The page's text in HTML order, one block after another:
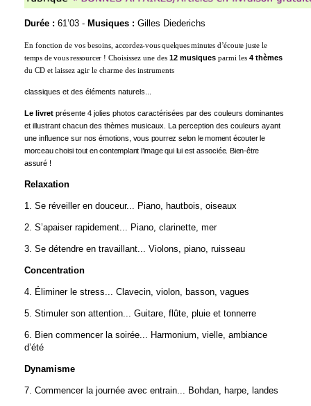
Durée : 61’03 - Musiques : Gilles Diederichs
En fonction de vos besoins, accordez-vous quelques minutes d’écoute juste le
temps de vous ressourcer ! Choisissez une des 12 musiquesparmi les 4 thèmes
du CD et laissez agir le charme des instruments
classiques et des éléments naturels...
Le livret présente 4 jolies photos caractérisées par des couleurs dominantes
et illustrant chacun des thèmes musicaux. La perception des couleurs ayant
une influence sur nos émotions , vous pourrez selon le moment écouter le
morceau choisi tout en contemplant l’image qui lui est associée. Bien-être
assuré !
Relaxation
1. Se réveiller en douceur... Piano, hautbois, oiseaux
2. S’apaiser rapidement... Piano, clarinette, mer
3. Se détendre en travaillant... Violons, piano, ruisseau
Concentration
4. Éliminer le stress... Clavecin, violon, basson, vagues
5. Stimuler son attention... Guitare, flûte, pluie et tonnerre
6. Bien commencer la soirée... Harmonium, vielle, ambiance
d’été
Dynamisme
7. Commencer la journée avec entrain... Bohdan, harpe, landes